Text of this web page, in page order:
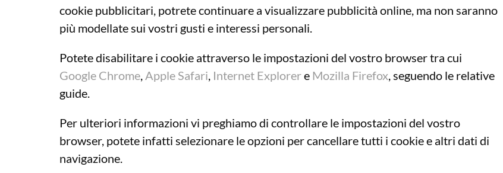
cookie pubblicitari, potrete continuare a visualizzare pubblicità online, ma non saranno
più modellate sui vostri gusti e interessi personali.
Potete disabilitare i cookie attraverso le impostazioni del vostro browser tra cui
Google Chrome,Apple Safari, Internet Explorere Mozilla Firefox, seguendo le relative
guide.
Per ulteriori informazioni vi preghiamo di controllare le impostazioni del vostro
browser, potete infatti selezionare le opzioni per cancellare tutti i cookie e altri dati di
navigazione.